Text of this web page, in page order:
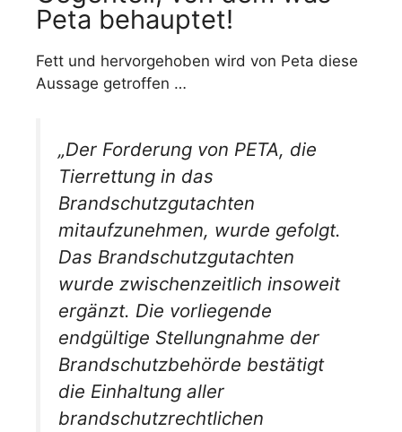
Peta behauptet!
Fett und hervorgehoben wird von Peta diese
Aussage getroffen …
„Der Forderung von PETA, die
Tierrettung in das
Brandschutzgutachten
mitaufzunehmen, wurde gefolgt.
Das Brandschutzgutachten
wurde zwischenzeitlich insoweit
ergänzt. Die vorliegende
endgültige Stellungnahme der
Brandschutzbehörde bestätigt
die Einhaltung aller
brandschutzrechtlichen